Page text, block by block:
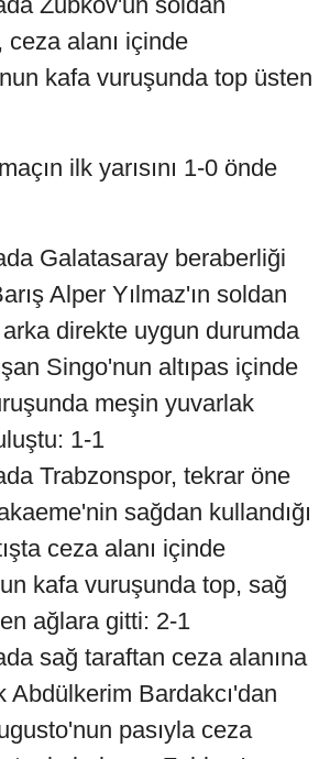
ceza alanı içinde
kafa vuruşunda top üsten
ilk yarısını 1-0 önde
Galatasaray beraberliği
Alper Yılmaz'ın soldan
arka direkte uygun durumda
Singo'nun altıpas içinde
meşin yuvarlak
1-1
Trabzonspor, tekrar öne
sağdan kullandığı
ceza alanı içinde
kafa vuruşunda top, sağ
ağlara gitti: 2-1
sağ taraftan ceza alanına
Abdülkerim Bardakcı'dan
pasıyla ceza